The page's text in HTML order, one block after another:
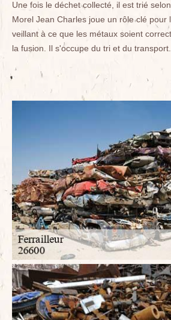
Une fois le déchet collecté, il est trié
Morel Jean Charles joue un rôle clé pour
veillant à ce que les métaux soient
la fusion. Il s'occupe du tri et du transport.